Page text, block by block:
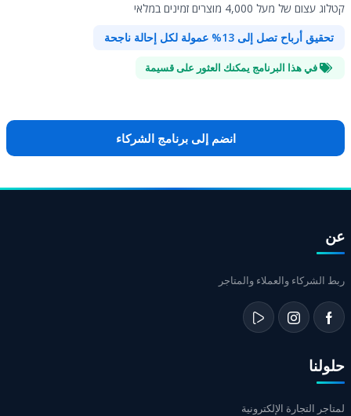
קטלוג עצום של מעל 4,000 מוצרים זמינים במלאי
تحقيق أرباح تصل إلى 13% عمولة لكل إحالة ناجحة
في هذا البرنامج يمكنك العثور على قسيمة
انضم إلى برنامج الشركاء
عن
ربط الشركاء والعملاء والمتاجر
حلولنا
لمتاجر التجارة الإلكترونية